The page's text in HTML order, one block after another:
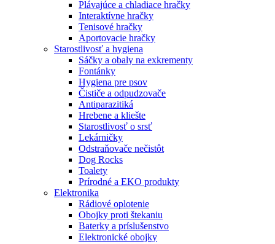
Plávajúce a chladiace hračky
Interaktívne hračky
Tenisové hračky
Aportovacie hračky
Starostlivosť a hygiena
Sáčky a obaly na exkrementy
Fontánky
Hygiena pre psov
Čističe a odpudzovače
Antiparazitiká
Hrebene a kliešte
Starostlivosť o srsť
Lekárničky
Odstraňovače nečistôt
Dog Rocks
Toalety
Prírodné a EKO produkty
Elektronika
Rádiové oplotenie
Obojky proti štekaniu
Baterky a príslušenstvo
Elektronické obojky